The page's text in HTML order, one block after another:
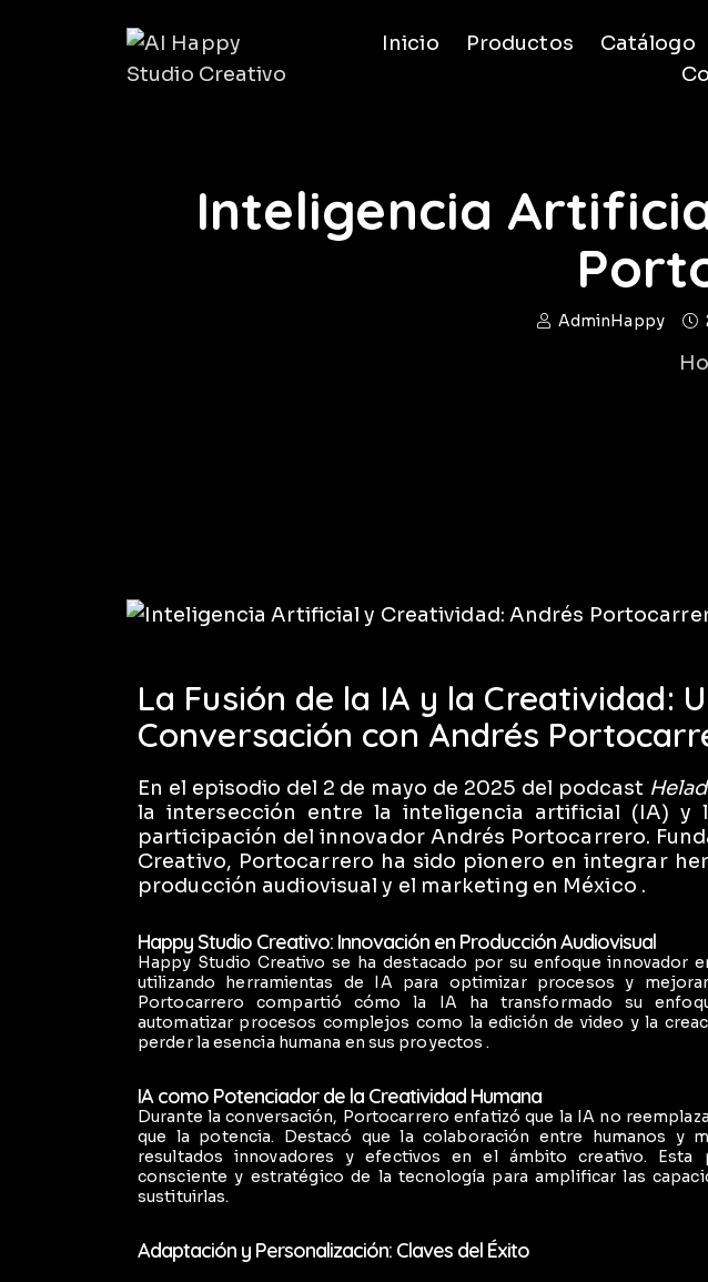
Inicio Productos Catálogo
Inteligencia
AdminHappy
La Fusión de la IA y la Creatividad:
Conversación con Andrés
En el episodio del 2 de mayo de 2025 del podcast
la intersección entre la inteligencia artificial (IA) y
participación del innovador Andrés Portocarrero.
Creativo, Portocarrero ha sido pionero en integrar
producción audiovisual y el marketing en México .
Happy Studio Creativo: Innovación en Producción Audiovisual
Happy Studio Creativo se ha destacado por su enfoque innovador
utilizando herramientas de IA para optimizar procesos y
Portocarrero compartió cómo la IA ha transformado su
automatizar procesos complejos como la edición de video y la
perder la esencia humana en sus proyectos .
IA como Potenciador de la Creatividad Humana
Durante la conversación, Portocarrero enfatizó que la IA no
que la potencia. Destacó que la colaboración entre humanos y
resultados innovadores y efectivos en el ámbito creativo. Esta
consciente y estratégico de la tecnología para amplificar las
sustituirlas.
Adaptación y Personalización: Claves del Éxito